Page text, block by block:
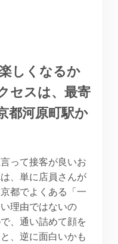
しくなるか
セスは、最寄
都河原町駅か
って接客が良いお
、単に店員さんが
都でよくある「一
理由ではないの
、通い詰めて顔を
、逆に面白いかも